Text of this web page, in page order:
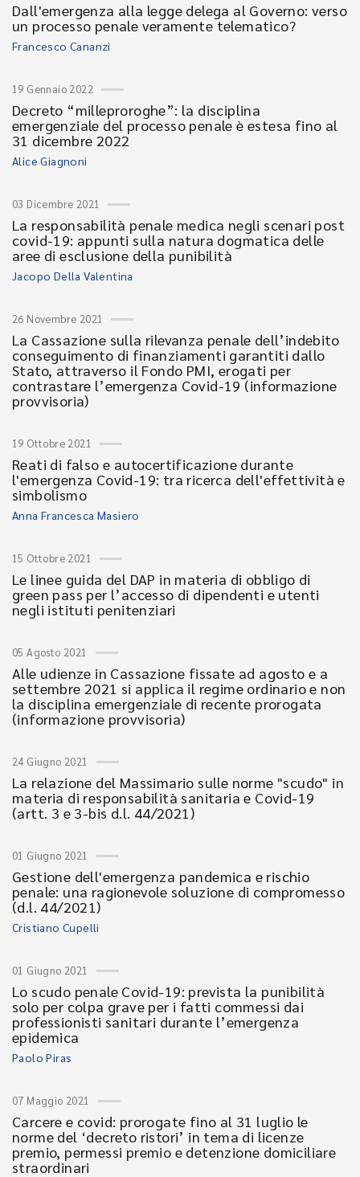
Dall'emergenza alla legge delega al Governo: verso
un processo penale veramente telematico?
Francesco Cananzi
19 Gennaio 2022
Decreto “milleproroghe”: la disciplina
emergenziale del processo penale è estesa fino al
31 dicembre 2022
Alice Giagnoni
03 Dicembre 2021
La responsabilità penale medica negli scenari post
covid-19: appunti sulla natura dogmatica delle
aree di esclusione della punibilità
Jacopo Della Valentina
26 Novembre 2021
La Cassazione sulla rilevanza penale dell’indebito
conseguimento di finanziamenti garantiti dallo
Stato, attraverso il Fondo PMI, erogati per
contrastare l’emergenza Covid-19 (informazione
provvisoria)
19 Ottobre 2021
Reati di falso e autocertificazione durante
l'emergenza Covid-19: tra ricerca dell'effettività e
simbolismo
Anna Francesca Masiero
15 Ottobre 2021
Le linee guida del DAP in materia di obbligo di
green pass per l’accesso di dipendenti e utenti
negli istituti penitenziari
05 Agosto 2021
Alle udienze in Cassazione fissate ad agosto e a
settembre 2021 si applica il regime ordinario e non
la disciplina emergenziale di recente prorogata
(informazione provvisoria)
24 Giugno 2021
La relazione del Massimario sulle norme "scudo" in
materia di responsabilità sanitaria e Covid-19
(artt. 3 e 3-bis d.l. 44/2021)
01 Giugno 2021
Gestione dell'emergenza pandemica e rischio
penale: una ragionevole soluzione di compromesso
(d.l. 44/2021)
Cristiano Cupelli
01 Giugno 2021
Lo scudo penale Covid-19: prevista la punibilità
solo per colpa grave per i fatti commessi dai
professionisti sanitari durante l’emergenza
epidemica
Paolo Piras
07 Maggio 2021
Carcere e covid: prorogate fino al 31 luglio le
norme del ‘decreto ristori’ in tema di licenze
premio, permessi premio e detenzione domiciliare
straordinari